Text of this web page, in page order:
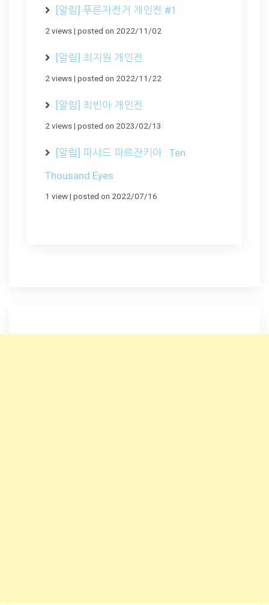
[알림] 푸른자전거 개인전 #1
2 views| posted on 2022/11/02
[알림] 최지원 개인전
2 views| posted on 2022/11/22
[알림] 최빈아 개인전
2 views| posted on 2023/02/13
[알림] 파샤드 파르잔키아 : Ten
Thousand Eyes
1 view| posted on 2022/07/16